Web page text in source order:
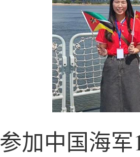
参加中国海